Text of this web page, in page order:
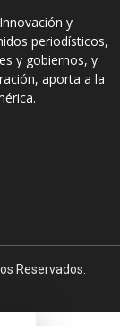
y
periodísticos,
y gobiernos, y
aporta a la
Reservados.